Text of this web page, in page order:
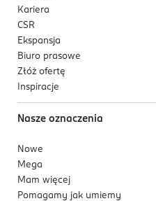
Kariera
CSR
Ekspansja
Biuro prasowe
Złóż ofertę
Inspiracje
Nasze oznaczenia
Nowe
Mega
Mam więcej
Pomagamy jak umiemy